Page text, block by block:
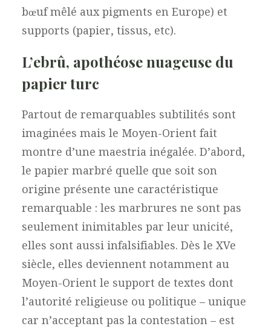
bœuf mêlé aux pigments en Europe) et
supports (papier, tissus, etc).
L’ebrû, apothéose nuageuse du
papier turc
Partout de remarquables subtilités sont
imaginées mais le Moyen-Orient fait
montre d’une maestria inégalée. D’abord,
le papier marbré quelle que soit son
origine présente une caractéristique
remarquable : les marbrures ne sont pas
seulement inimitables par leur unicité,
elles sont aussi infalsifiables. Dès le XVe
siècle, elles deviennent notamment au
Moyen-Orient le support de textes dont
l’autorité religieuse ou politique – unique
car n’acceptant pas la contestation – est